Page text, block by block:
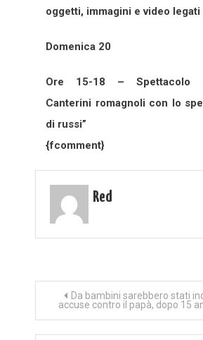
oggetti, immagini e video legati
Domenica 20
Ore 15-18 – Spettacolo
Canterini romagnoli con lo
di russi”
{fcomment}
Red
Navigazione
Da bambini sarebbero stati
accuse contro il papà, dopo 15